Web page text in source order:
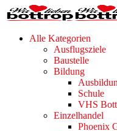
Alle Kategorien
Ausflugsziele
Baustelle
Bildung
Schule
VHS
Einzelhandel
Phoenix